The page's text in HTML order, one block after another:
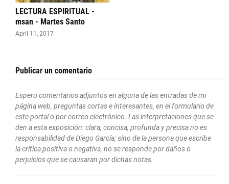
LECTURA ESPIRITUAL -
msan - Martes Santo
April 11, 2017
Publicar un comentario
Espero comentarios adjuntos en alguna de las entradas de mi
página web, preguntas cortas e interesantes, en el formulario de
este portal o por correo electrónico. Las interpretaciones que se
den a esta exposición: clara, concisa, profunda y precisa no es
responsabilidad de Diego García; sino de la persona que escribe
la critica positiva o negativa, no se responde por daños o
perjuicios que se causaran por dichas notas.